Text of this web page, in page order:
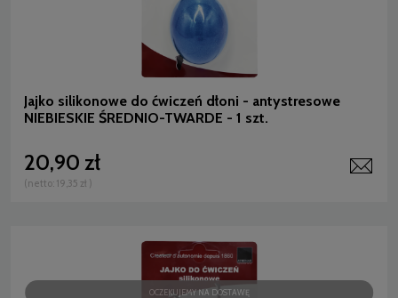
Jajko silikonowe do ćwiczeń dłoni - antystresowe
NIEBIESKIE ŚREDNIO-TWARDE - 1 szt.
20,90 zł
(netto: 19,35 zł )
OCZEKUJEMY NA DOSTAWĘ